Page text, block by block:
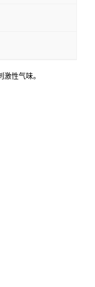
性气味。